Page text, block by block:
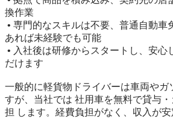
換作業
あれば未経験でも可能
だけます
一般的に軽貨物ドライバーは車両やガ
すが、当社では 社用車を無料で貸与
担 します。経費負担がなく、収入が